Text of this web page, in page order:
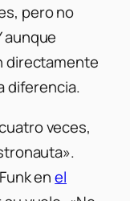
pero no
aunque
directamente
diferencia.
veces,
.
enel